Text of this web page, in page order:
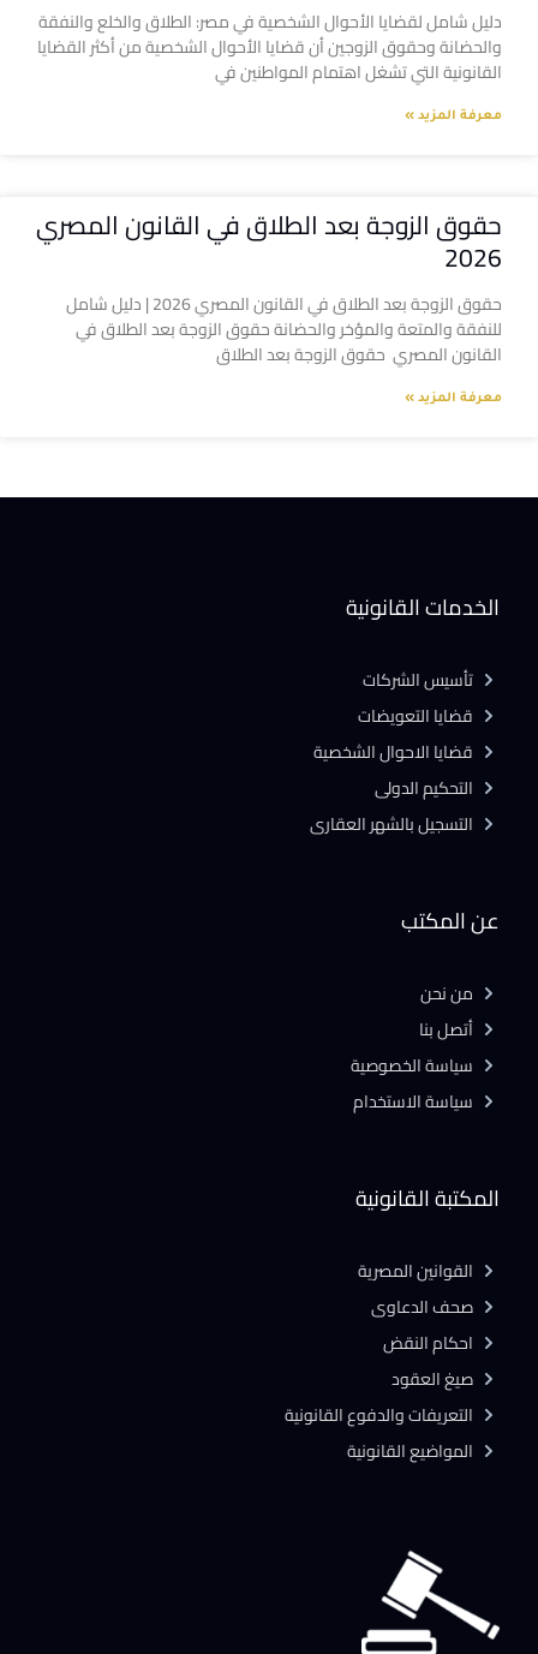
دليل شامل لقضايا الأحوال الشخصية في مصر: الطلاق والخلع والنفقة
والحضانة وحقوق الزوجين أن قضايا الأحوال الشخصية من أكثر القضايا
القانونية التي تشغل اهتمام المواطنين في
معرفة المزيد »
حقوق الزوجة بعد الطلاق في القانون المصري
2026
حقوق الزوجة بعد الطلاق في القانون المصري 2026 | دليل شامل
للنفقة والمتعة والمؤخر والحضانة حقوق الزوجة بعد الطلاق في
القانون المصري حقوق الزوجة بعد الطلاق
معرفة المزيد »
المكتبة القانونية
القوانين المصرية
صحف الدعاوى
احكام النقض
صيغ العقود
التعريفات والدفوع القانونية
المواضيع القانونية
عن المكتب
من نحن
أتصل بنا
سياسة الخصوصية
سياسة الاستخدام
الخدمات القانونية
تأسيس الشركات
قضايا التعويضات
قضايا الاحوال الشخصية
التحكيم الدولى
التسجيل بالشهر العقارى